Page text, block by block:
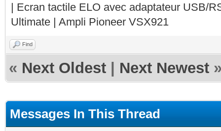
| Ecran tactile ELO avec adaptateur USB/
Ultimate | Ampli Pioneer VSX921
Find
« Next Oldest Next Newest
Messages In This Thread